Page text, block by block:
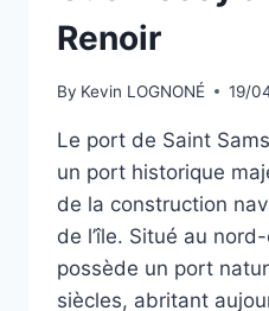
Renoir
By Kevin LOGNONÉ 19/
Le port de Saint
un port historique
de la construction
de l’île. Situé au
possède un port
siècles, abritant